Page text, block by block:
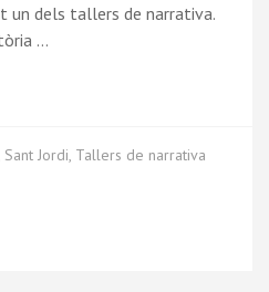
un dels tallers de narrativa.
…
Sant Jordi, Tallers de narrativa